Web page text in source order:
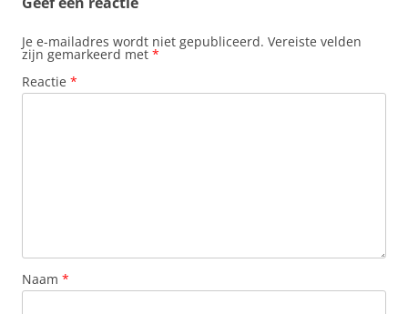
Je e-mailadres wordt niet gepubliceerd. Vereiste velden
zijn gemarkeerd met *
Reactie *
Naam *